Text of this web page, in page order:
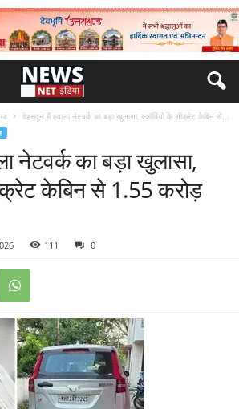
देहरादून में हवाला नेटवर्क का बड़ा खुलासा, स्कॉर्पियो के सीक्रेट केबिन से...
नेटवर्क का बड़ा खुलासा,
केबिन से 1.55 करोड़
111 0